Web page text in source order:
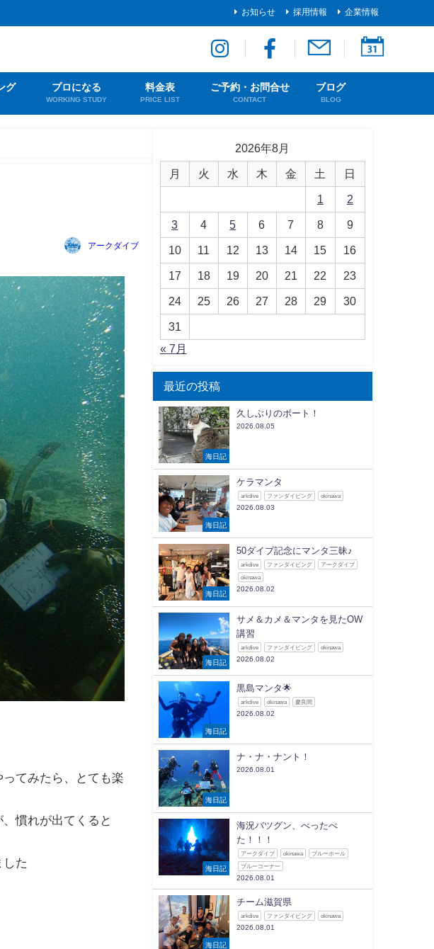
お知らせ 採用情報 企業情報
グ プロになる
WORKING STUDY
料金表
PRICE LIST
ご予約・お問合せ
CONTACT
ブログ
BLOG
アークダイブ
てみたら、とても楽
慣れが出てくると
た
2026年8月
月 火 水 木 金 土 日
1 2
3 4 5 6 7 8 9
10 11 12 13 14 15 16
17 18 19 20 21 22 23
24 25 26 27 28 29 30
31
« 7月
最近の投稿
海日記
久しぶりのボート！
2026.08.05
海日記
ケラマンタ
arkdive ファンダイビング okinawa
2026.08.03
海日記
50ダイブ記念にマンタ三昧♪
arkdive ファンダイビング アークダイブ
okinawa
2026.08.02
海日記
サメ＆カメ＆マンタを見たOW
講習
arkdive ファンダイビング okinawa
2026.08.02
海日記
黒島マンタ🌟
arkdive okinawa 慶良間
2026.08.02
海日記
ナ・ナ・ナント！
2026.08.01
海日記
海況バツグン、べったべ
た！！！
アークダイブ okinawa ブルーホール
ブルーコーナー
2026.08.01
海日記
チーム滋賀県
arkdive ファンダイビング okinawa
2026.08.01